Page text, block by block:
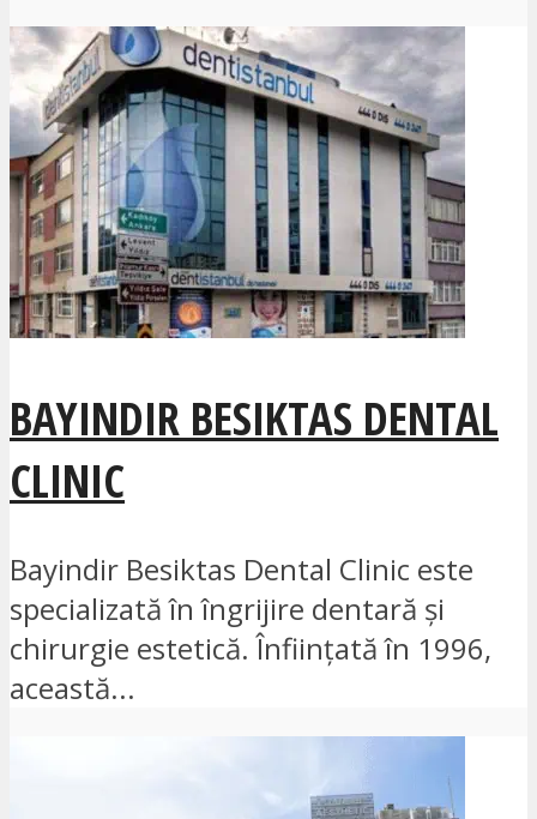
BAYINDIR BESIKTAS DENTAL
CLINIC
Bayindir Besiktas Dental Clinic este
specializată în îngrijire dentară și
chirurgie estetică. Înființată în 1996,
această...